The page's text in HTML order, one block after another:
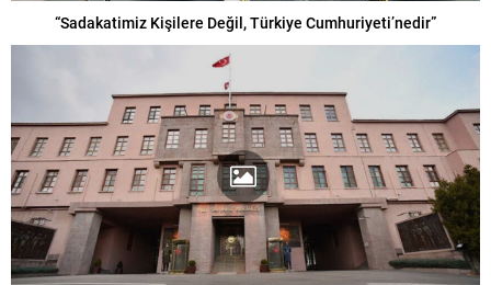
“Sadakatimiz Kişilere Değil, Türkiye Cumhuriyeti’nedir”